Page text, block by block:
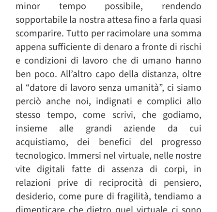
minor tempo possibile, rendendo
sopportabile la nostra attesa fino a farla quasi
scomparire. Tutto per racimolare una somma
appena sufficiente di denaro a fronte di rischi
e condizioni di lavoro che di umano hanno
ben poco. All’altro capo della distanza, oltre
al “datore di lavoro senza umanità”, ci siamo
perciò anche noi, indignati e complici allo
stesso tempo, come scrivi, che godiamo,
insieme alle grandi aziende da cui
acquistiamo, dei benefici del progresso
tecnologico. Immersi nel virtuale, nelle nostre
vite digitali fatte di assenza di corpi, in
relazioni prive di reciprocità di pensiero,
desiderio, come pure di fragilità, tendiamo a